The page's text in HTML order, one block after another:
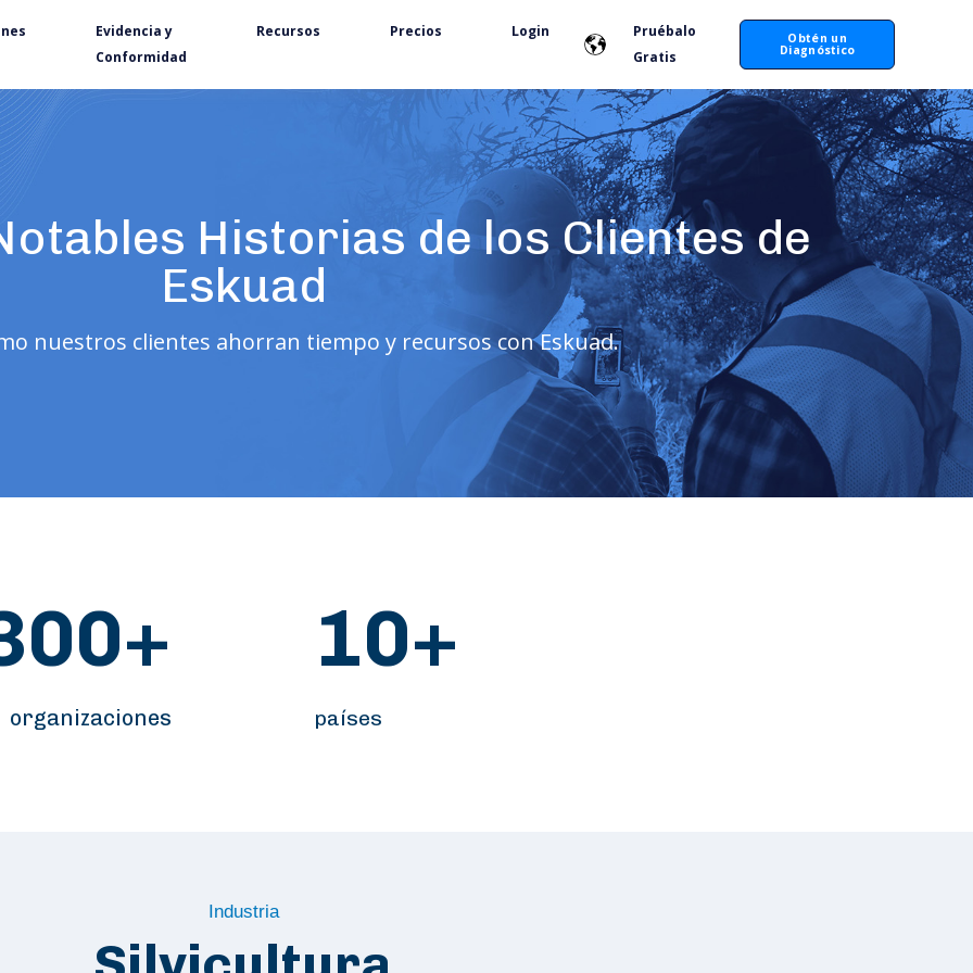
Evidencia y
Conformidad
Recursos Precios Login
Pruébalo
Gratis
Obtén un
Diagnóstico
Historias de los Clientes de
Eskuad
nuestros clientes ahorran tiempo y recursos con Eskuad.
organizaciones
10+
países
Industria